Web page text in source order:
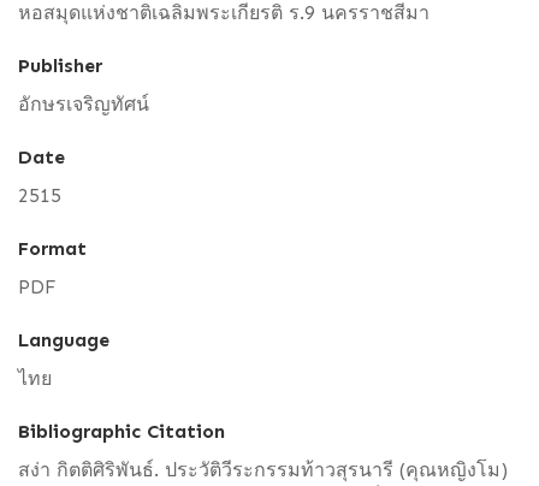
หอสมุดแห่งชาติเฉลิมพระเกียรติ ร.9 นครราชสีมา
Publisher
อักษรเจริญทัศน์
Date
2515
Format
PDF
Language
ไทย
Bibliographic Citation
สง่า กิตติศิริพันธ์. ประวัติวีระกรรมท้าวสุรนารี (คุณหญิงโม)